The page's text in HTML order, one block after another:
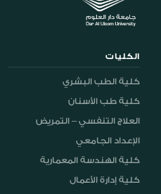
الكليات
كلية الطب البشري
كلية طب الأسنان
العلاج التنفسي – التمريض
الإعداد الجامعي
كلية الهندسة المعمارية
كلية إدارة الأعمال